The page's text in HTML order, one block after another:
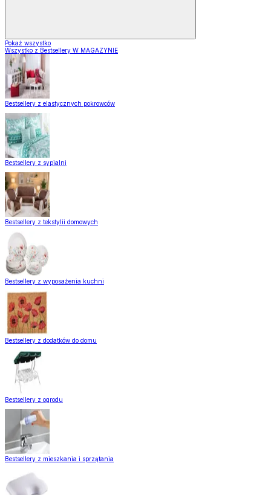
Pokaż wszystko
Wszystko z Bestsellery W MAGAZYNIE
Bestsellery z elastycznych pokrowców
Bestsellery z sypialni
Bestsellery z tekstylii domowych
Bestsellery z wyposażenia kuchni
Bestsellery z dodatków do domu
Bestsellery z ogrodu
Bestsellery z mieszkania i sprzątania